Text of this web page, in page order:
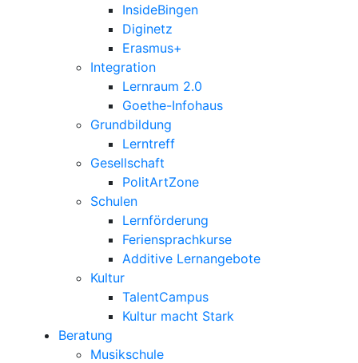
InsideBingen
Diginetz
Erasmus+
Integration
Lernraum 2.0
Goethe-Infohaus
Grundbildung
Lerntreff
Gesellschaft
PolitArtZone
Schulen
Lernförderung
Feriensprachkurse
Additive Lernangebote
Kultur
TalentCampus
Kultur macht Stark
Beratung
Musikschule